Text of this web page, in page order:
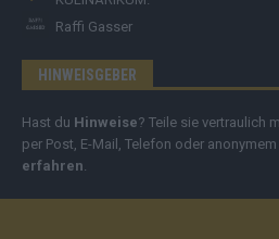
Raffi Gasser
HINWEISGEBER
Hast du Hinweise? Teile sie vertraulich
per Post, E-Mail, Telefon oder
erfahren.